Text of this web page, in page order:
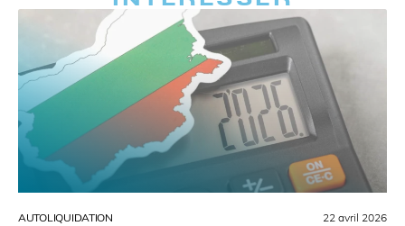
AUTOLIQUIDATION 22 avril 2026